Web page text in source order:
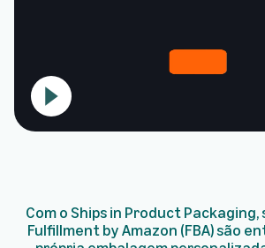
Com o Ships in Product Packaging,
Fulfillment by Amazon (FBA) são